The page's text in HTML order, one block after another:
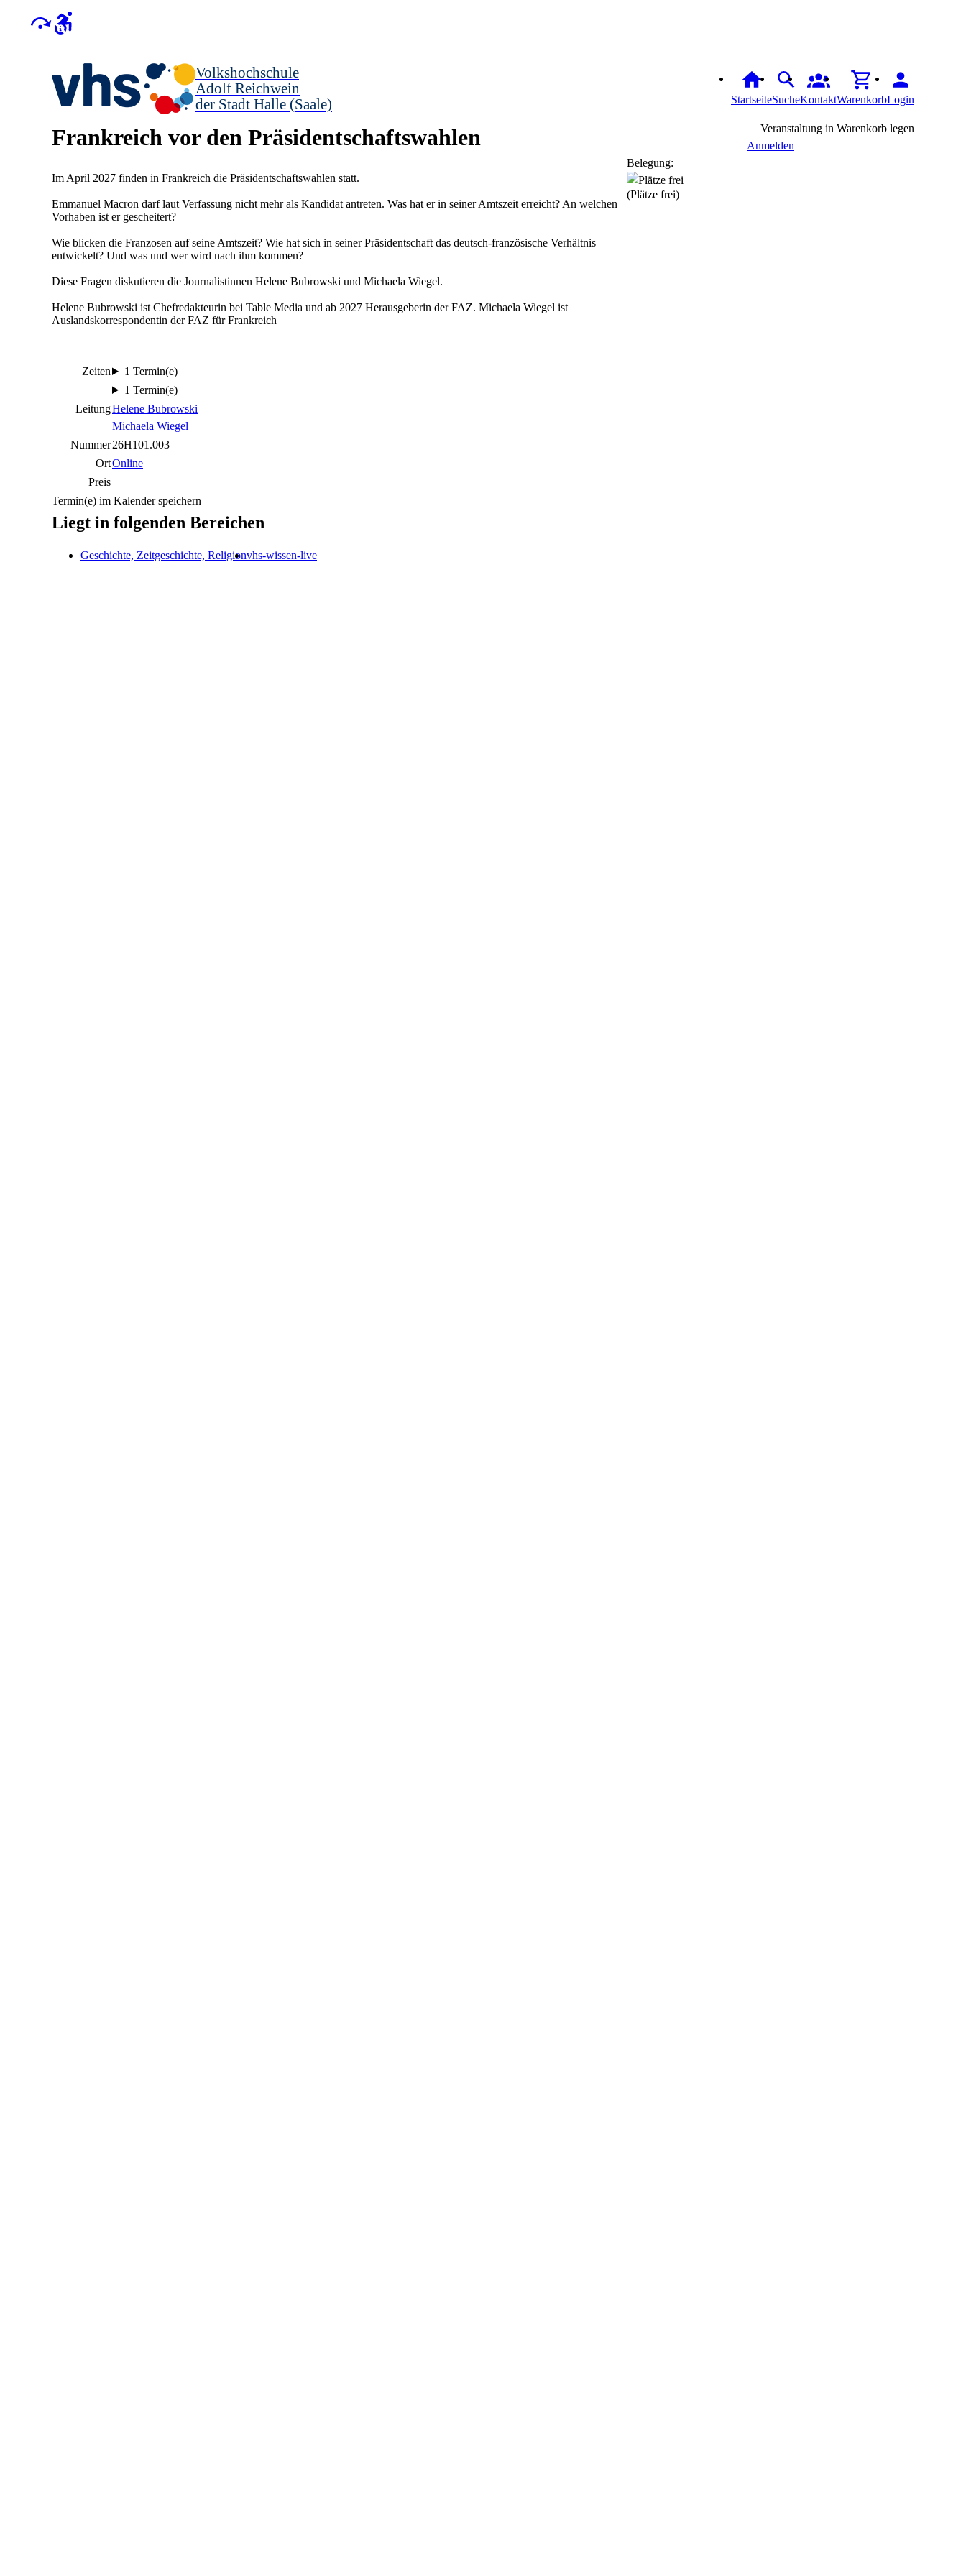
Volkshochschule
Adolf Reichwein
der Stadt Halle (Saale)
StartseiteSucheKontaktWarenkorbLogin
Frankreich vor den Präsidentschaftswahlen
Im April 2027 finden in Frankreich die Präsidentschaftswahlen statt.
Emmanuel Macron darf laut Verfassung nicht mehr als Kandidat antreten. Was hat er in seiner Amtszeit erreicht? An welchen
Vorhaben ist er gescheitert?
Wie blicken die Franzosen auf seine Amtszeit? Wie hat sich in seiner Präsidentschaft das deutsch-französische Verhältnis
entwickelt? Und was und wer wird nach ihm kommen?
Diese Fragen diskutieren die Journalistinnen Helene Bubrowski und Michaela Wiegel.
Helene Bubrowski ist Chefredakteurin bei Table Media und ab 2027 Herausgeberin der FAZ. Michaela Wiegel ist
Auslandskorrespondentin der FAZ für Frankreich
Zeiten
1 Termin(e)
1 Termin(e)
LeitungHelene Bubrowski
Michaela Wiegel
Nummer26H101.003
OrtOnline
Preis
Veranstaltung in Warenkorb legen
Anmelden
Belegung:
(Plätze frei)
Termin(e) im Kalender speichern
Liegt in folgenden Bereichen
Geschichte, Zeitgeschichte, Religionvhs-wissen-live